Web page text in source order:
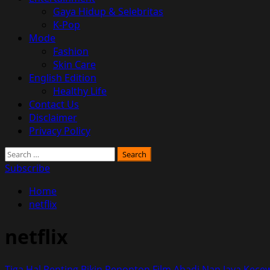
Gaya Hidup & Selebritas
K-Pop
Mode
Fashion
Skin Care
English Edition
Healthy Life
Contact Us
Disclaimer
Privacy Policy
Search
for:
Subscribe
Home
netflix
netflix